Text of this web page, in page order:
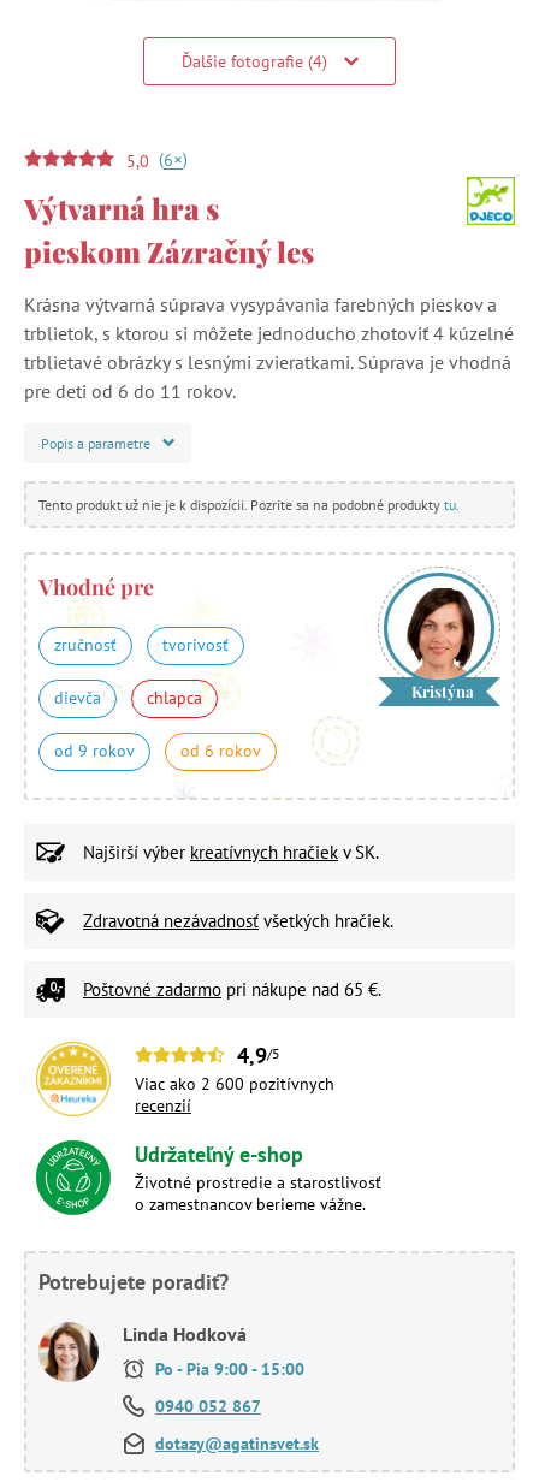
Ďalšie fotografie (4)
5,0 (6+)
Výtvarná hra s
pieskom Zázračný les
Krásna výtvarná súprava vysypávania farebných pieskov a
trblietok, s ktorou si môžete jednoducho zhotoviť 4 kúzelné
trblietavé obrázky s lesnými zvieratkami. Súprava je vhodná
pre deti od 6 do 11 rokov.
Popis a parametre
Tento produkt už nie je k dispozícii. Pozrite sa na podobné produkty tu
Vhodné pre
zručnosť tvorivosť
dievča chlapca
od 9 rokov od 6 rokov
Kristýna
Najširší výber kreatívnych hračiek v SK.
Zdravotná nezávadnosť všetkých hračiek.
Poštovné zadarmo pri nákupe nad 65 €.
4,9/5
Viac ako 2 600 pozitívnych
recenzií
Udržateľný e-shop
Životné prostredie a starostlivosť
o zamestnancov berieme vážne.
Potrebujete poradiť?
Linda Hodková
Po - Pia 9:00 - 15:00
0940 052 867
dotazy@agatinsvet.sk